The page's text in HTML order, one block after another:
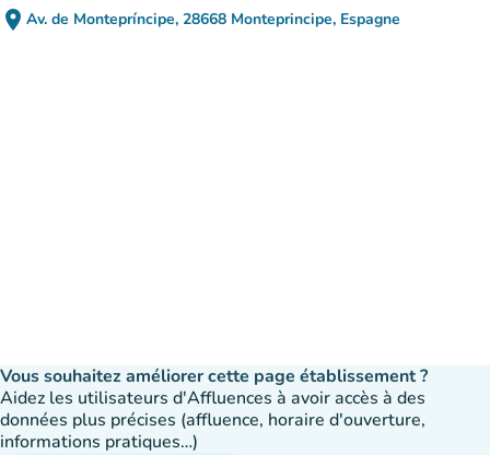
place Av. de Montepríncipe, 28668 Monteprincipe, Espagne
(ouvrir dans Google Maps)
(nouvel onglet)
Vous souhaitez améliorer cette page établissement ?
Aidez les utilisateurs d'Affluences à avoir accès à des
données plus précises (affluence, horaire d'ouverture,
informations pratiques…)